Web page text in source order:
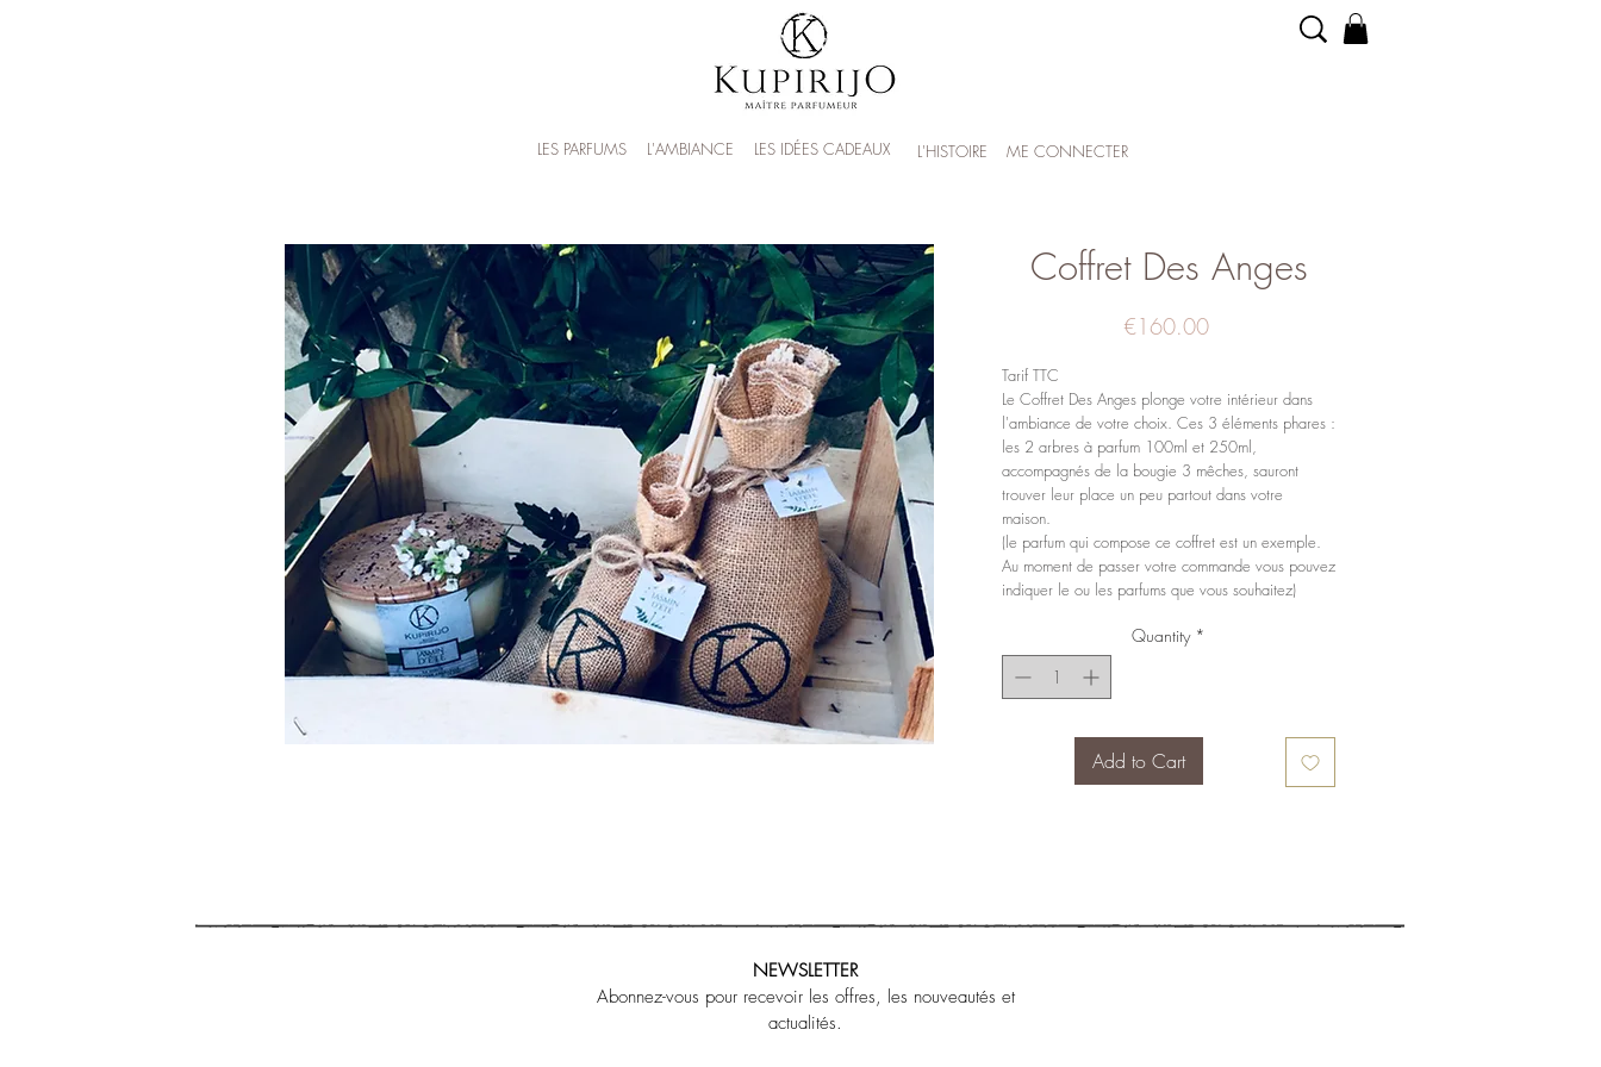
LES PARFUMS L'AMBIANCE LES IDÉES CADEAUX L'HISTOIRE ME CONNECTER
Coffret Des Anges
€160.00Price
Tarif TTC
Le Coffret Des Anges plonge votre intérieur dans
l'ambiance de votre choix. Ces 3 éléments phares :
les 2 arbres à parfum 100ml et 250ml,
accompagnés de la bougie 3 mêches, sauront
trouver leur place un peu partout dans votre
maison.
(le parfum qui compose ce coffret est un exemple.
Au moment de passer votre commande vous pouvez
indiquer le ou les parfums que vous souhaitez)
Quantity *
Add to Cart
NEWSLETTER
Abonnez-vous pour recevoir les offres, les nouveautés et
actualités.